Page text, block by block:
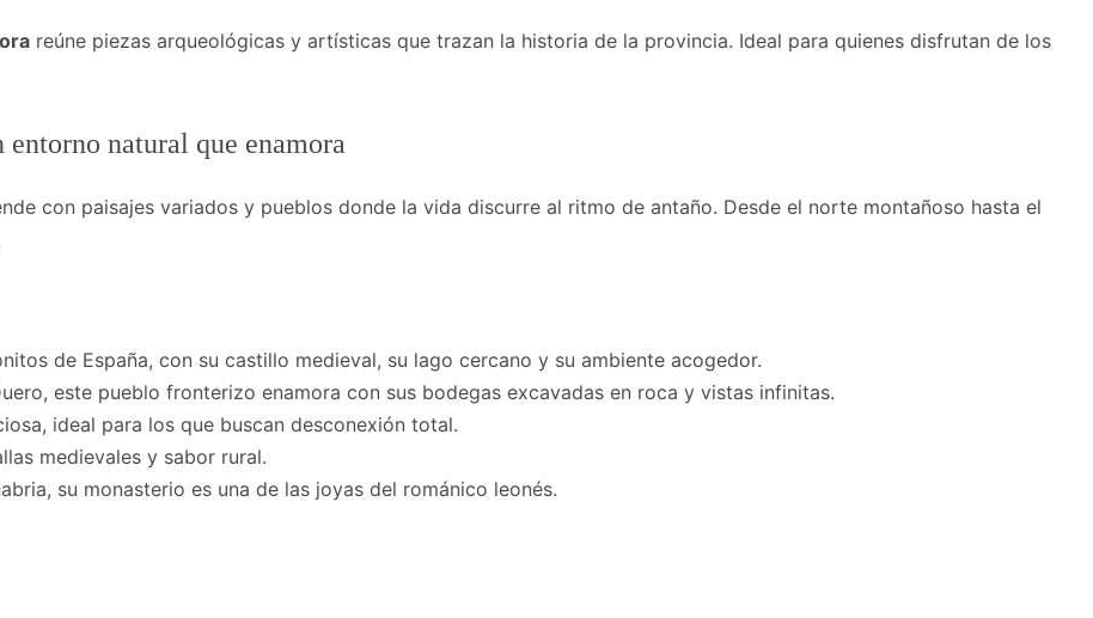
reúne piezas arqueológicas y artísticas que trazan la historia de la provincia. Ideal para quienes disfrutan de los
natural que enamora
con paisajes variados y pueblos donde la vida discurre al ritmo de antaño. Desde el norte montañoso hasta el
de España, con su castillo medieval, su lago cercano y su ambiente acogedor.
este pueblo fronterizo enamora con sus bodegas excavadas en roca y vistas infinitas.
ideal para los que buscan desconexión total.
medievales y sabor rural.
su monasterio es una de las joyas del románico leonés.